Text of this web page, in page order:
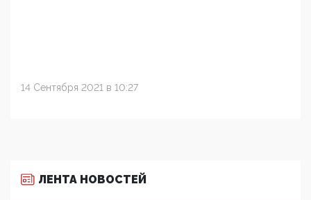
14 Сентября 2021 в 10:27
ЛЕНТА НОВОСТЕЙ